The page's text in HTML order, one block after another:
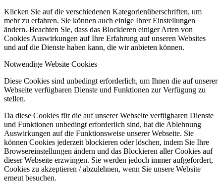
Klicken Sie auf die verschiedenen Kategorienüberschriften, um
mehr zu erfahren. Sie können auch einige Ihrer Einstellungen
ändern. Beachten Sie, dass das Blockieren einiger Arten von
Cookies Auswirkungen auf Ihre Erfahrung auf unseren Websites
und auf die Dienste haben kann, die wir anbieten können.
Notwendige Website Cookies
Diese Cookies sind unbedingt erforderlich, um Ihnen die auf unserer
Webseite verfügbaren Dienste und Funktionen zur Verfügung zu
stellen.
Da diese Cookies für die auf unserer Webseite verfügbaren Dienste
und Funktionen unbedingt erforderlich sind, hat die Ablehnung
Auswirkungen auf die Funktionsweise unserer Webseite. Sie
können Cookies jederzeit blockieren oder löschen, indem Sie Ihre
Browsereinstellungen ändern und das Blockieren aller Cookies auf
dieser Webseite erzwingen. Sie werden jedoch immer aufgefordert,
Cookies zu akzeptieren / abzulehnen, wenn Sie unsere Website
erneut besuchen.